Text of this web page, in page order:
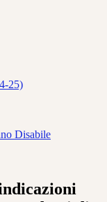
25)
Disabile